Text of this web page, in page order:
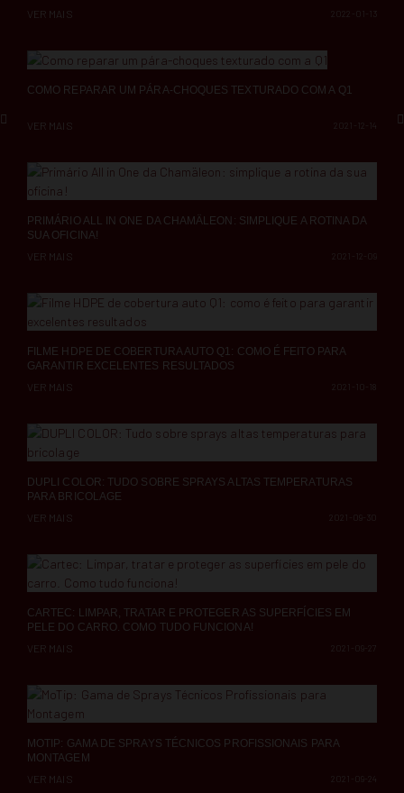
VER MAIS
COMO REPARAR UM PÁRA-CHOQUES TEXTURADO COM A Q1
2021-12-14
VER MAIS
PRIMÁRIO ALL IN ONE DA CHAMÄLEON: SIMPLIQUE A ROTINA DA
SUA OFICINA!
VER MAIS
FILME HDPE DE COBERTURA AUTO Q1: COMO É FEITO PARA
GARANTIR EXCELENTES RESULTADOS
2021-10-18
VER MAIS
DUPLI COLOR: TUDO SOBRE SPRAYS ALTAS TEMPERATURAS
PARA BRICOLAGE
VER MAIS
CARTEC: LIMPAR, TRATAR E PROTEGER AS SUPERFÍCIES EM
PELE DO CARRO. COMO TUDO FUNCIONA!
2021-09-27
VER MAIS
MOTIP: GAMA DE SPRAYS TÉCNICOS PROFISSIONAIS PARA
MONTAGEM
2021-09-24
VER MAIS